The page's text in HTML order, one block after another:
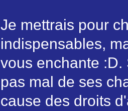
Je mettrais pour
indispensables,
vous enchante
pas mal de ses
cause des droits